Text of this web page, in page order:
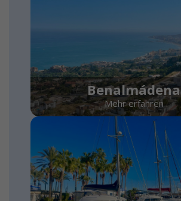
Benalmádena
Mehr erfahren